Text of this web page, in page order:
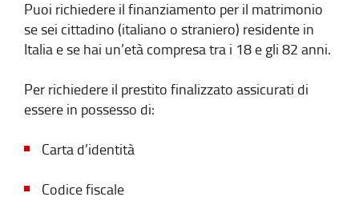
Puoi richiedere il finanziamento per il matrimonio
se sei cittadino (italiano o straniero) residente in
Italia e se hai un’età compresa tra i 18 e gli 82 anni.
Per richiedere il prestito finalizzato assicurati di
essere in possesso di:
Carta d’identità
Codice fiscale